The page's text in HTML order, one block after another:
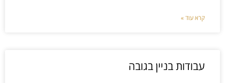
קרא עוד »
עבודות בניין בגובה